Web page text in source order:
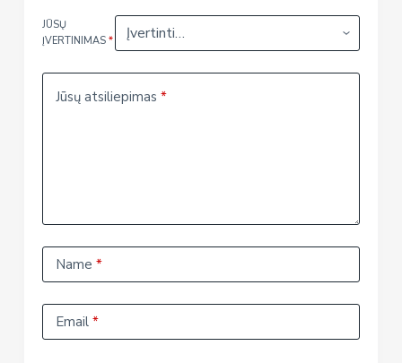
JŪSŲ
ĮVERTINIMAS *
Jūsų atsiliepimas *
Name *
Email*